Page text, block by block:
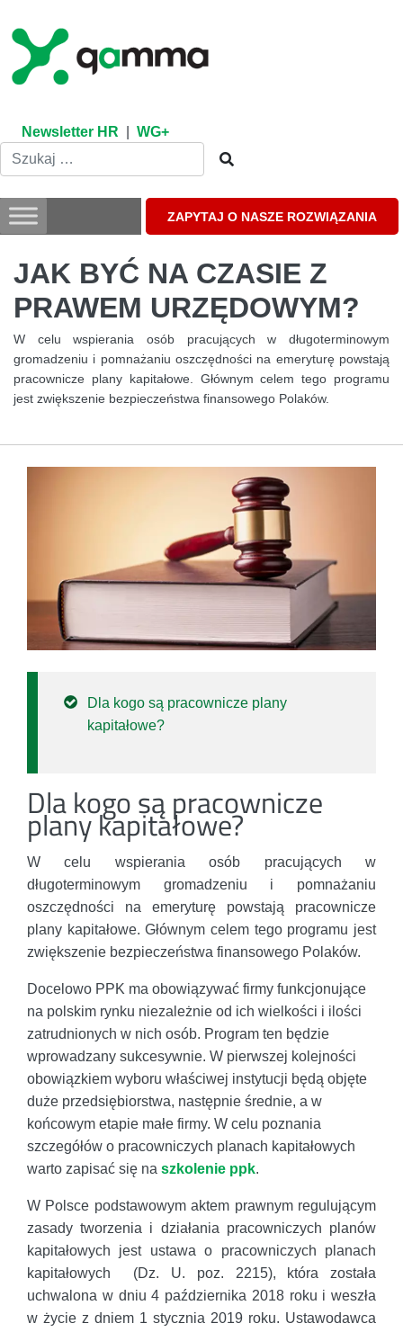
content
Newsletter HR WG+
ZAPYTAJ O NASZE ROZWIĄZANIA
JAK BYĆ NA CZASIE Z
PRAWEM URZĘDOWYM?
W celu wspierania osób pracujących w długoterminowym
gromadzeniu i pomnażaniu oszczędności na emeryturę powstają
pracownicze plany kapitałowe. Głównym celem tego programu
jest zwiększenie bezpieczeństwa finansowego Polaków.
Dla kogo są pracownicze plany
kapitałowe?
Dla kogo są pracownicze
plany kapitałowe?
W celu wspierania osób pracujących w
długoterminowym gromadzeniu i pomnażaniu
oszczędności na emeryturę powstają pracownicze
plany kapitałowe. Głównym celem tego programu jest
zwiększenie bezpieczeństwa finansowego Polaków.
Docelowo PPK ma obowiązywać firmy funkcjonujące
na polskim rynku niezależnie od ich wielkości i ilości
zatrudnionych w nich osób. Program ten będzie
wprowadzany sukcesywnie. W pierwszej kolejności
obowiązkiem wyboru właściwej instytucji będą objęte
duże przedsiębiorstwa, następnie średnie, a w
końcowym etapie małe firmy. W celu poznania
szczegółów o pracowniczych planach kapitałowych
warto zapisać się na szkolenie ppk.
W Polsce podstawowym aktem prawnym regulującym
zasady tworzenia i działania pracowniczych planów
kapitałowych jest ustawa o pracowniczych planach
kapitałowych (Dz. U. poz. 2215), która została
uchwalona w dniu 4 października 2018 roku i weszła
w życie z dniem 1 stycznia 2019 roku. Ustawodawca